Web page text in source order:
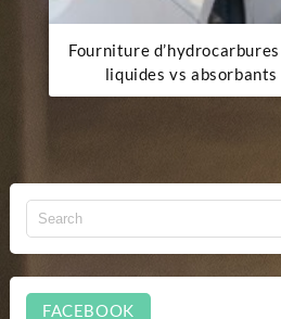
Fourniture
liquides vs
FACEBOOK